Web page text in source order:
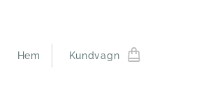
Hem Kundvagn